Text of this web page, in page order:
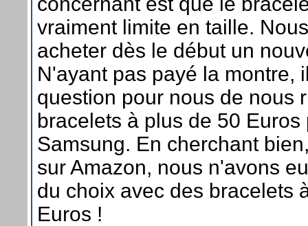
vraiment limite en taille.
acheter dès le début un
N'ayant pas payé la montre,
question pour nous de nous
bracelets à plus de 50
Samsung. En cherchant
sur Amazon, nous n'avons
du choix avec des bracelets
Euros !